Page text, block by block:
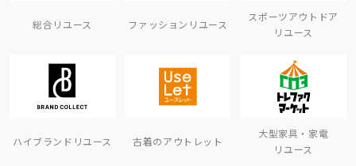
総合リユース ファッションリユース
スポーツアウトドア
リユース
ハイブランドリユース 古着のアウトレット
大型家具・家電
リユース